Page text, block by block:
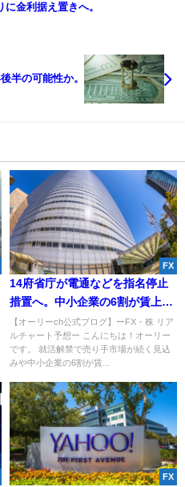
に金利据え置きへ。
半の可能性か。
FX
14府省庁が電通などを指名停止
措置へ。中小企業の6割が賃上げ
予定か。
【オーリーch公式ブログ】ーFX・株 リア
ルチャート予想ー こんにちは！オーリー
です。 就活解禁で売り手市場が続く見込
みや中小企業の6割が賃...
FX